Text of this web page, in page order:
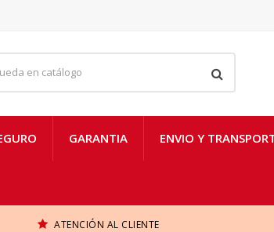
GARANTIA ENVIO Y
ATENCIÓN AL CLIENTE